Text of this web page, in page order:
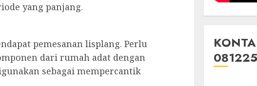
yang panjang.
pemesanan lisplang. Perlu
dari rumah adat dengan
sebagai mempercantik